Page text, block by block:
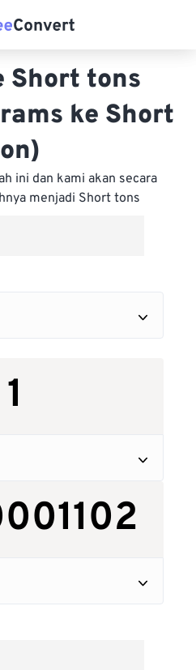
Short tons
ke Short
ini dan kami akan secara
menjadi Short tons